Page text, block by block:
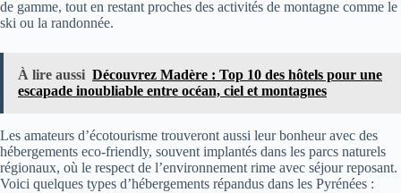
de gamme, tout en restant proches des activités de montagne comme le
ski ou la randonnée.
À lire aussi Découvrez Madère : Top 10 des hôtels pour une
escapade inoubliable entre océan, ciel et montagnes
Les amateurs d’écotourisme trouveront aussi leur bonheur avec des
hébergements eco-friendly, souvent implantés dans les parcs naturels
régionaux, où le respect de l’environnement rime avec séjour reposant.
Voici quelques types d’hébergements répandus dans les Pyrénées :